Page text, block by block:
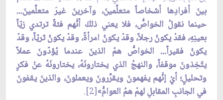
بينَ أفرادِها أشخاصاً متعلِّمينَ، وآخرينَ غيرَ متعلِّمينَ...
حينما نقولُ الخواصُّ، فلا يعني ذلكَ أنَّهم فئةٌ ترتدي زيّاً
بعينِهِ، فقدْ يكونُ رجلاً، وقدْ يكونُ امرأةً، وقدْ يكونُ ثريّاً، وقدْ
يكونُ فقيراً... الخواصُّ همُ الذينَ عندما يُؤدّونَ عملاً
يتّخِذونَ موقفاً، والنهجُ الذي يختارونَهُ، يختارونَهُ عنْ فكرٍ
وتحليلٍ؛ أيْ إنَّهم يفهمونَ ويقرِّرونَ ويعملونَ، والذينَ يقفونَ
في الجانبِ المقابلِ لهمْ همُ العوامُّ»[2].